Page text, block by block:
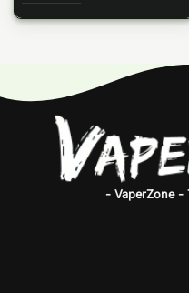
- VaperZone -